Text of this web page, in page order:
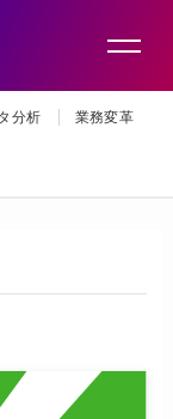
分析 業務変革